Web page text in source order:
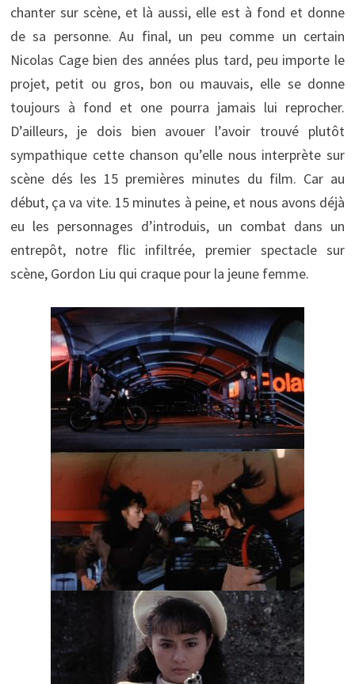
chanter sur scène, et là aussi, elle est à fond et donne
de sa personne. Au final, un peu comme un certain
Nicolas Cage bien des années plus tard, peu importe le
projet, petit ou gros, bon ou mauvais, elle se donne
toujours à fond et one pourra jamais lui reprocher.
D’ailleurs, je dois bien avouer l’avoir trouvé plutôt
sympathique cette chanson qu’elle nous interprète sur
scène dés les 15 premières minutes du film. Car au
début, ça va vite. 15 minutes à peine, et nous avons déjà
eu les personnages d’introduis, un combat dans un
entrepôt, notre flic infiltrée, premier spectacle sur
scène, Gordon Liu qui craque pour la jeune femme.